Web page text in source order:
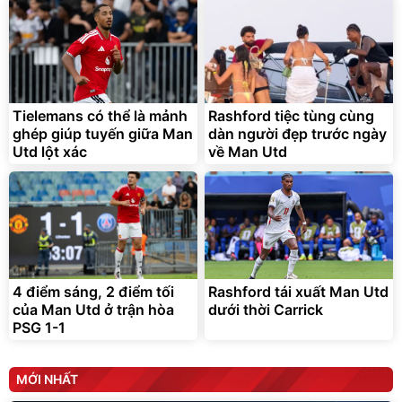
Lót ghế ôtô, nâng lưng
chống nóng giúp thoải mái
trong di chuyển
295.000 đ
Đã bán nhiều
Tielemans có thể là mảnh
ghép giúp tuyến giữa Man
Utd lột xác
Rashford tiệc tùng cùng
dàn người đẹp trước ngày
về Man Utd
4 điểm sáng, 2 điểm tối
của Man Utd ở trận hòa
PSG 1-1
Rashford tái xuất Man Utd
dưới thời Carrick
MỚI NHẤT